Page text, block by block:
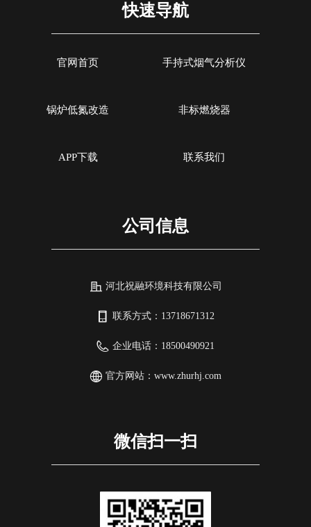
是注重，而节能减排重要一环就是提高
析仪来这里，并且为工厂解决这方面问
官网首页 手持式烟气分析仪
APP下载
非标燃烧器
锅炉低氮改造
联系我们
快速导航
河北祝融环境科技有限公司
联系方式： 13718671312
企业电话： 18500490921
官方网站： www.zhurhj.com
公司信息
微信扫一扫